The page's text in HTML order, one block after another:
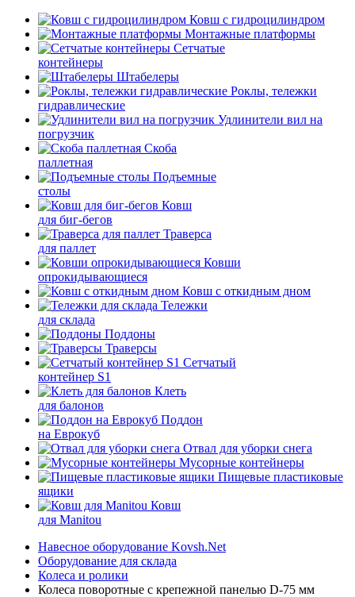
Ковш с гидроцилиндром
Монтажные платформы
Сетчатые
контейнеры
Штабелеры
Роклы, тележки
гидравлические
Удлинители вил на
погрузчик
Скоба
паллетная
Подъемные
столы
Ковш
для биг-бегов
Траверса
для паллет
Ковши
опрокидывающиеся
Ковш с откидным дном
Тележки
для склада
Поддоны
Траверсы
Сетчатый
контейнер S1
Клеть
для балонов
Поддон
на Еврокуб
Отвал для уборки снега
Мусорные контейнеры
Пищевые пластиковые
ящики
Ковш
для Manitou
Навесное оборудование Kovsh.Net
Оборудование для склада
Колеса и ролики
Колеса поворотные с крепежной панелью D-75 мм